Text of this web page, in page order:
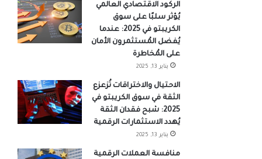
الركود الاقتصادي العالمي
يُؤثر سلبًا على سوق
الكريبتو في 2025: عندما
يُفضل المُستثمرون الأمان
على المُخاطرة
يناير 13, 2025
الاحتيال والاختراقات تُزعزع
الثقة في سوق الكريبتو في
2025: شبح فقدان الثقة
يُهدد الاستثمارات الرقمية
يناير 13, 2025
منافسة العملات الرقمية